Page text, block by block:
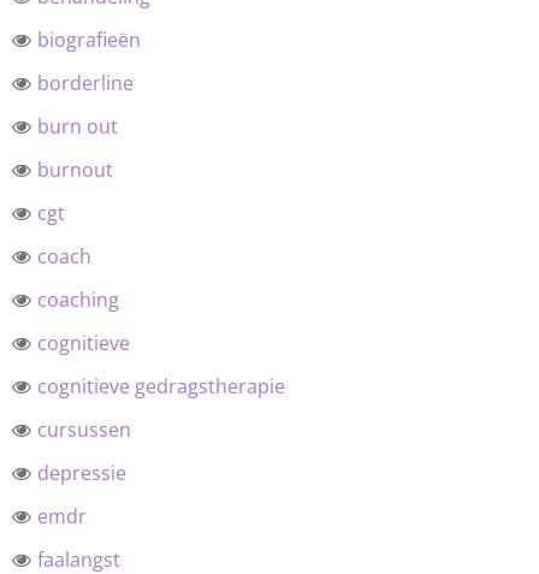
biografieën
borderline
burn out
burnout
cgt
coach
coaching
cognitieve
cognitieve gedragstherapie
cursussen
depressie
emdr
faalangst